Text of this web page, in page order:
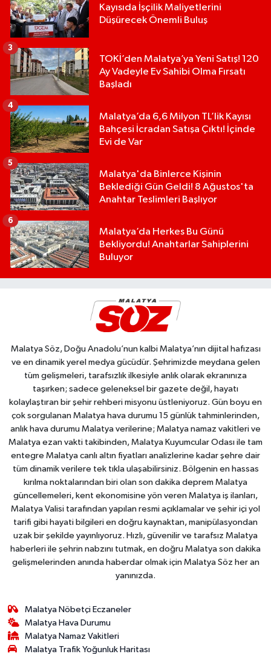
Kayısıda İşçilik Maliyetlerini
Düşürecek Önemli Buluş
TOKİ’den Malatya’ya Yeni Satış! 120
Ay Vadeyle Ev Sahibi Olma Fırsatı
Başladı
3
Malatya’da 6,6 Milyon TL’lik Kayısı
Bahçesi İcradan Satışa Çıktı! İçinde
Evi de Var
4
Malatya'da Binlerce Kişinin
Beklediği Gün Geldi! 8 Ağustos'ta
Anahtar Teslimleri Başlıyor
5
Malatya’da Herkes Bu Günü
Bekliyordu! Anahtarlar Sahiplerini
Buluyor
6
Malatya Söz, Doğu Anadolu’nun kalbi Malatya’nın dijital hafızası
ve en dinamik yerel medya gücüdür. Şehrimizde meydana gelen
tüm gelişmeleri, tarafsızlık ilkesiyle anlık olarak ekranınıza
taşırken; sadece geleneksel bir gazete değil, hayatı
kolaylaştıran bir şehir rehberi misyonu üstleniyoruz. Gün boyu en
çok sorgulanan Malatya hava durumu 15 günlük tahminlerinden,
anlık hava durumu Malatya verilerine; Malatya namaz vakitleri ve
Malatya ezan vakti takibinden, Malatya Kuyumcular Odası ile tam
entegre Malatya canlı altın fiyatları analizlerine kadar şehre dair
tüm dinamik verilere tek tıkla ulaşabilirsiniz. Bölgenin en hassas
kırılma noktalarından biri olan son dakika deprem Malatya
güncellemeleri, kent ekonomisine yön veren Malatya iş ilanları,
Malatya Valisi tarafından yapılan resmi açıklamalar ve şehir içi yol
tarifi gibi hayati bilgileri en doğru kaynaktan, manipülasyondan
uzak bir şekilde yayınlıyoruz. Hızlı, güvenilir ve tarafsız Malatya
haberleri ile şehrin nabzını tutmak, en doğru Malatya son dakika
gelişmelerinden anında haberdar olmak için Malatya Söz her an
yanınızda.
Malatya Nöbetçi Eczaneler
Malatya Hava Durumu
Malatya Namaz Vakitleri
Malatya Trafik Yoğunluk Haritası